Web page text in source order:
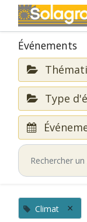
Événements
Type
Climat ×